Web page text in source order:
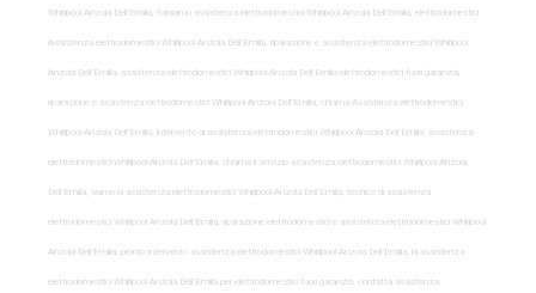
Whirlpool Anzola Dell’Emilia, forniamo assistenza elettrodomestici Whirlpool Anzola Dell’Emilia, elettrodomestici
Assistenza elettrodomestici Whirlpool Anzola Dell’Emilia, riparazione e assistenza elettrodomestici Whirlpool
Anzola Dell’Emilia, assistenza elettrodomestici Whirlpool Anzola Dell’Emilia elettrodomestici fuori garanzia,
riparazione e assistenza elettrodomestici Whirlpool Anzola Dell’Emilia, chiama Assistenza elettrodomestici
Whirlpool Anzola Dell’Emilia, intervento di assistenza elettrodomestici Whirlpool Anzola Dell’Emilia, assistenza-
elettrodomestici-Whirlpool-Anzola Dell’Emilia, chiama il servizio assistenza elettrodomestici Whirlpool Anzola
Dell’Emilia, siamo la assistenza elettrodomestici Whirlpool Anzola Dell’Emilia, tecnico di assistenza
elettrodomestici Whirlpool Anzola Dell’Emilia, riparazione elettrodomestici e assistenza elettrodomestici Whirlpool
Anzola Dell’Emilia, pronto intervento assistenza elettrodomestici Whirlpool Anzola Dell’Emilia, la assistenza
elettrodomestici Whirlpool Anzola Dell’Emilia per elettrodomestici fuori garanzia, contatta assistenza